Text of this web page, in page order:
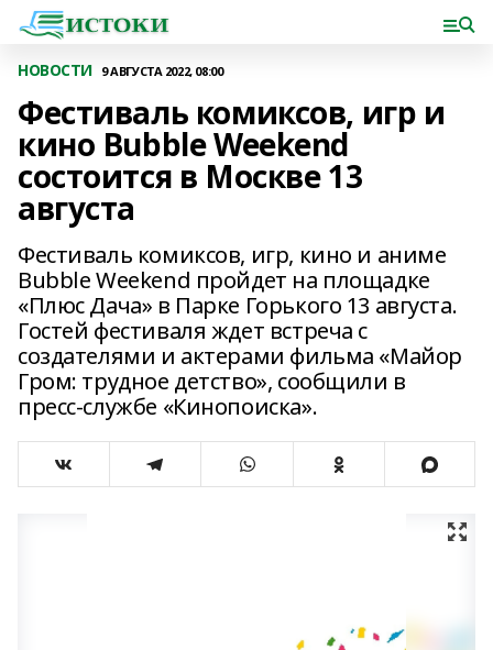
НОВОСТИ 9 АВГУСТА 2022, 08:00
Фестиваль комиксов, игр и
кино Bubble Weekend
состоится в Москве 13
августа
Фестиваль комиксов, игр, кино и аниме
Bubble Weekend пройдет на площадке
«Плюс Дача» в Парке Горького 13 августа.
Гостей фестиваля ждет встреча с
создателями и актерами фильма «Майор
Гром: трудное детство», сообщили в
пресс-службе «Кинопоиска».